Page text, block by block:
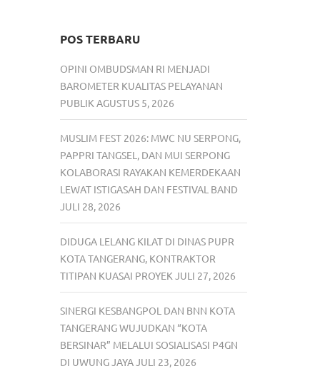
POS TERBARU
OPINI OMBUDSMAN RI MENJADI
BAROMETER KUALITAS PELAYANAN
PUBLIK AGUSTUS 5, 2026
MUSLIM FEST 2026: MWC NU SERPONG,
PAPPRI TANGSEL, DAN MUI SERPONG
KOLABORASI RAYAKAN KEMERDEKAAN
LEWAT ISTIGASAH DAN FESTIVAL BAND
JULI 28, 2026
DIDUGA LELANG KILAT DI DINAS PUPR
KOTA TANGERANG, KONTRAKTOR
TITIPAN KUASAI PROYEK JULI 27, 2026
SINERGI KESBANGPOL DAN BNN KOTA
TANGERANG WUJUDKAN “KOTA
BERSINAR” MELALUI SOSIALISASI P4GN
DI UWUNG JAYAJULI 23, 2026